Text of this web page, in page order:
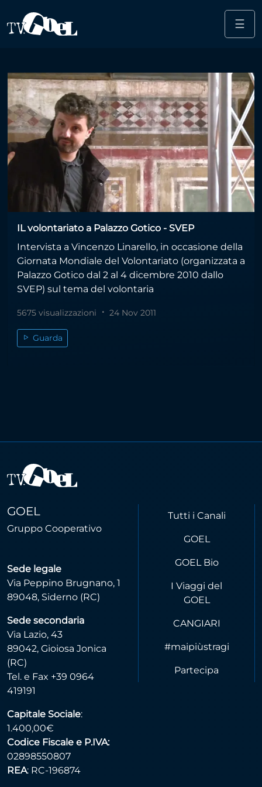
☰
pastorale
IL volontariato a Palazzo Gotico - SVEP
Intervista a Vincenzo Linarello, in occasione della
Giornata Mondiale del Volontariato (organizzata a
Palazzo Gotico dal 2 al 4 dicembre 2010 dallo
SVEP) sul tema del volontaria
5675 visualizzazioni 24 Nov 2011
Guarda
GOEL
Gruppo Cooperativo
Sede legale
Via Peppino Brugnano, 1
89048, Siderno (RC)
Sede secondaria
Via Lazio, 43
89042, Gioiosa Jonica
(RC)
Tel. e Fax +39 0964
419191
Capitale Sociale:
1.400,00€
Codice Fiscale e P.IVA:
02898550807
REA: RC-196874
Tutti i Canali
GOEL
GOEL Bio
I Viaggi del
GOEL
CANGIARI
#maipiùstragi
Partecipa